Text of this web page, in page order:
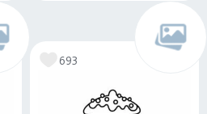
693